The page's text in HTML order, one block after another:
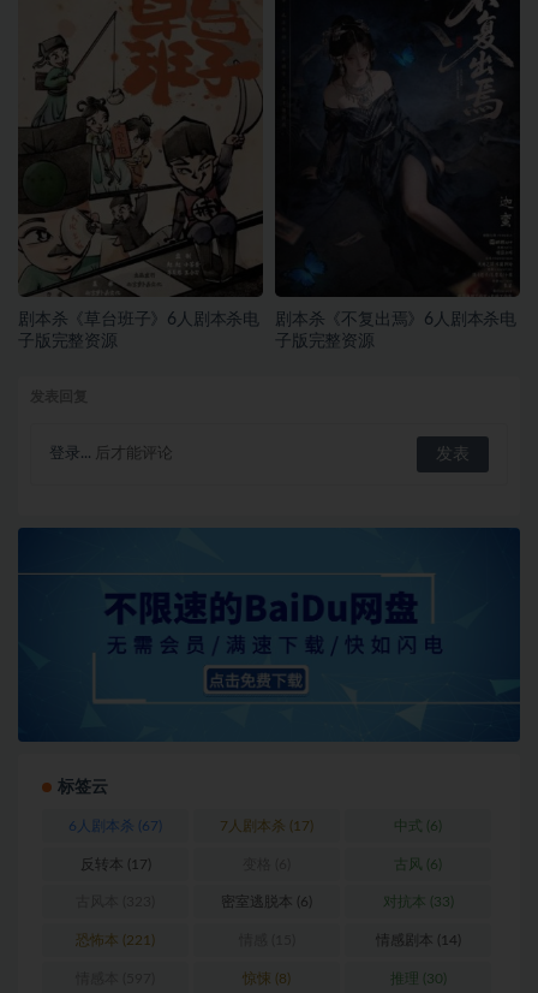
剧本杀《草台班子》6人剧本杀电
子版完整资源
剧本杀《不复出焉》6人剧本杀电
子版完整资源
登录... 后才能评论
标签云
6人剧本杀 (67) 7人剧本杀 (17) 中式 (6)
反转本 (17) 古风 (6)
密室逃脱本 (6) 对抗本 (33)
恐怖本 (221) 情感剧本 (14)
惊悚 (8) 推理 (30)